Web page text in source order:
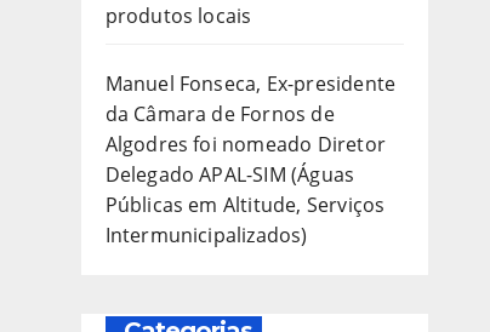
produtos locais
Manuel Fonseca, Ex-presidente
da Câmara de Fornos de
Algodres foi nomeado Diretor
Delegado APAL-SIM (Águas
Públicas em Altitude, Serviços
Intermunicipalizados)